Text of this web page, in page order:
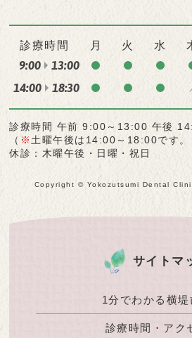
診療時間 月 火 水
9:00
13:00
14:00
18:30
診療時間 午前 9:00～13:00 午後
（ ※ 土曜午後は14:00～18:00です。
休診：木曜午後・日曜・祝日
Copyright © Yokozutsumi Dental
サイトマ
1分でわかる横堤
診療時間・アク